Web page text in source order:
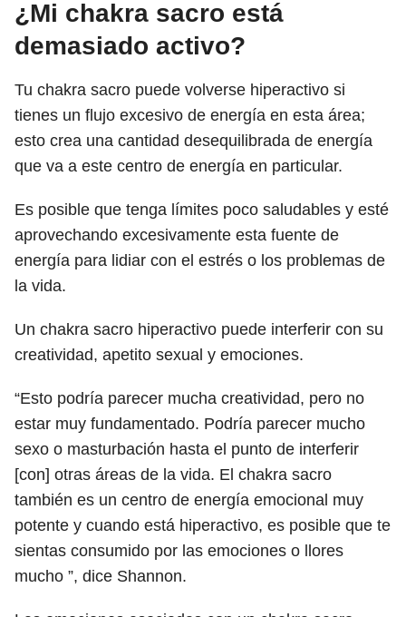
¿Mi chakra sacro está
demasiado activo?
Tu chakra sacro puede volverse hiperactivo si
tienes un flujo excesivo de energía en esta área;
esto crea una cantidad desequilibrada de energía
que va a este centro de energía en particular.
Es posible que tenga límites poco saludables y esté
aprovechando excesivamente esta fuente de
energía para lidiar con el estrés o los problemas de
la vida.
Un chakra sacro hiperactivo puede interferir con su
creatividad, apetito sexual y emociones.
“Esto podría parecer mucha creatividad, pero no
estar muy fundamentado. Podría parecer mucho
sexo o masturbación hasta el punto de interferir
[con] otras áreas de la vida. El chakra sacro
también es un centro de energía emocional muy
potente y cuando está hiperactivo, es posible que te
sientas consumido por las emociones o llores
mucho ”, dice Shannon.